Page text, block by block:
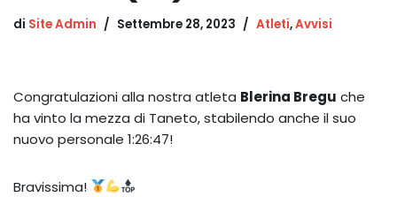
di Site Admin Settembre 28, 2023 Atleti,Avvisi
Congratulazioni alla nostra atleta Blerina Bregu che
ha vinto la mezza di Taneto, stabilendo anche il suo
nuovo personale 1:26:47!
Bravissima!